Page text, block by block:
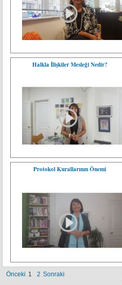
Halkla İlişkiler Mesleği Nedir?
Protokol Kurallarının Önemi
Önceki 1 2 Sonraki